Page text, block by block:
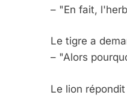
– "En fait,
Le tigre a
– "Alors
Le lion répondit